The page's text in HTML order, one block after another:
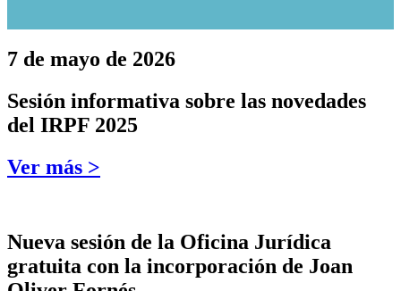
7 de mayo de 2026
Sesión informativa sobre las novedades
del IRPF 2025
Ver más >
Nueva sesión de la Oficina Jurídica
gratuita con la incorporación de Joan